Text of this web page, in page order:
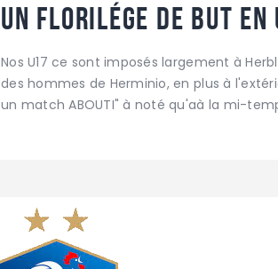
Un florilége de but en
Nos U17 ce sont imposés largement à
des hommes de Herminio, en plus à
un match ABOUTI" à noté qu'aà la mi-